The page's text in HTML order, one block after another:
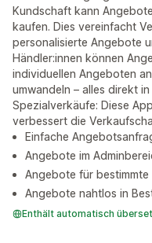
Kundschaft kann
kaufen. Dies vereinfacht
personalisierte Angebote
Händler:innen können
individuellen Angeboten
umwandeln – alles direkt
Spezialverkäufe: Diese
verbessert die
Einfache
Angebote im
Angebote für
Angebote nahtlos in
Enthält automatisch